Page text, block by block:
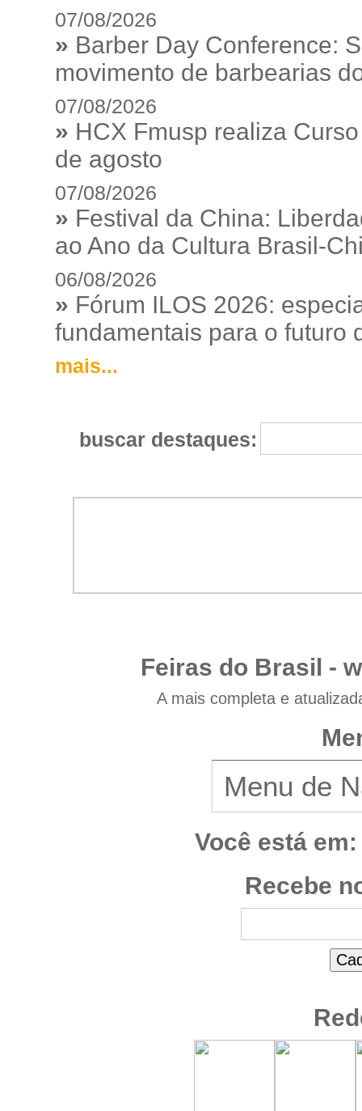
07/08/2026
» Barber Day Conference:
movimento de barbearias
07/08/2026
» HCX Fmusp realiza
de agosto
07/08/2026
» Festival da China:
ao Ano da Cultura Brasil-
06/08/2026
» Fórum ILOS 2026:
fundamentais para o futuro
mais...
buscar destaques:
Feiras do Brasil -
A mais completa e
Você está em:
Recebe